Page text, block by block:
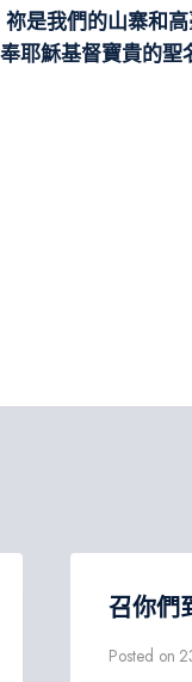
是我們的山寨和
耶穌基督寶貴的聖
召你們
Posted on